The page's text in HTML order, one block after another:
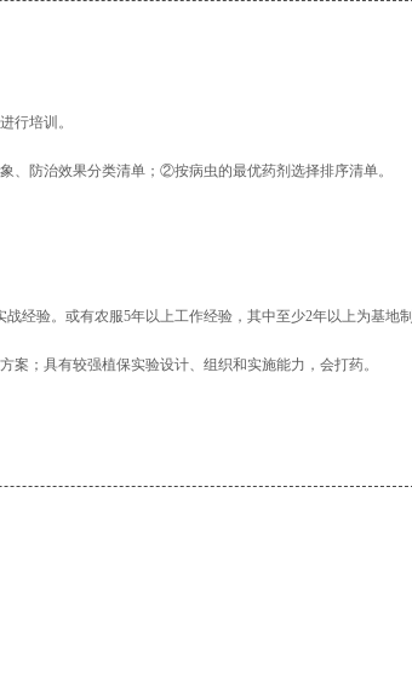
行培训。
防治效果分类清单；②按病虫的最优药剂选择排序清单。
经验。或有农服5年以上工作经验，其中至少2年以上为基地制
；具有较强植保实验设计、组织和实施能力，会打药。